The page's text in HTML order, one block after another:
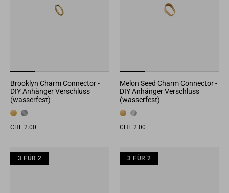
Brooklyn Charm Connector -
DIY Anhänger Verschluss
(wasserfest)
CHF 2.00
Melon Seed Charm Connector -
DIY Anhänger Verschluss
(wasserfest)
CHF 2.00
3 FÜR 2
3 FÜR 2 3 FÜR 2
3 FÜR 2
3 FÜR 2